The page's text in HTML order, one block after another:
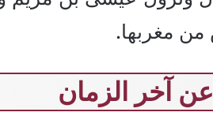
مغربها.
آخر الزمان